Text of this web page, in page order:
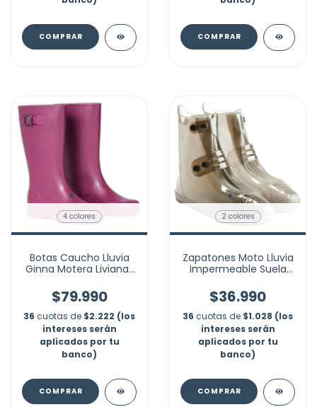
COMPRAR COMPRAR
4 colores
Botas Caucho Lluvia
Ginna Motera Livianas
$79.990
36 cuotas de $2.222 (los
intereses serán
aplicados por tu
banco)
COMPRAR
2 colores
Zapatones Moto Lluvia
Impermeable Suela
Nubotta
$36.990
36 cuotas de $1.028 (los
intereses serán
aplicados por tu
banco)
COMPRAR